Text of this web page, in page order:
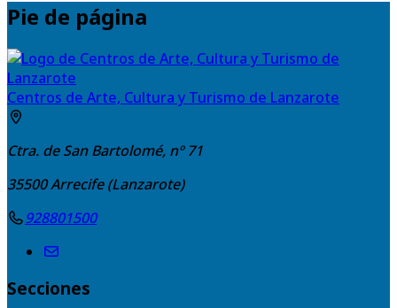
Pie de página
Centros de Arte, Cultura y Turismo de Lanzarote
Ctra. de San Bartolomé, nº 71
35500Arrecife (Lanzarote)
928801500
Secciones